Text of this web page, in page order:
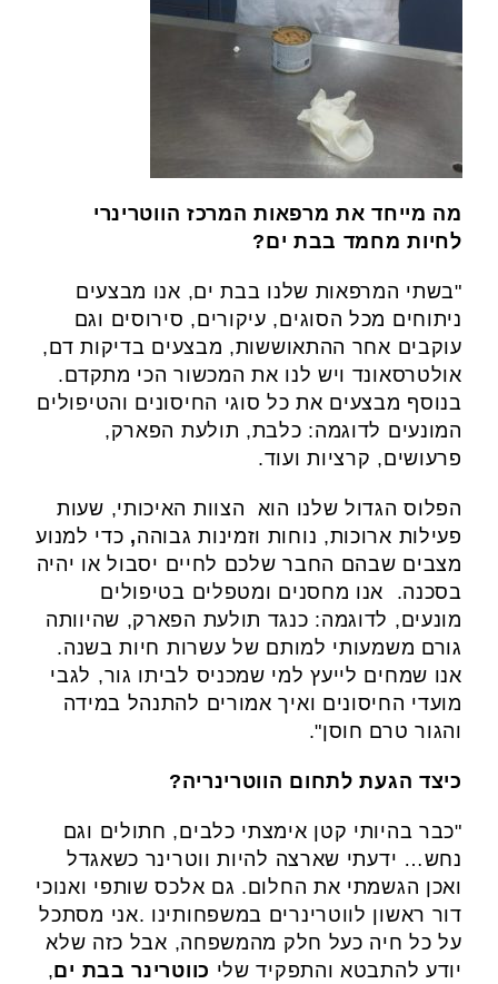
מה מייחד את מרפאות המרכז הווטרינרי
לחיות מחמד בבת ים?
"בשתי המרפאות שלנו בבת ים, אנו מבצעים
ניתוחים מכל הסוגים, עיקורים, סירוסים וגם
עוקבים אחר ההתאוששות, מבצעים בדיקות דם,
אולטרסאונד ויש לנו את המכשור הכי מתקדם.
בנוסף מבצעים את כל סוגי החיסונים והטיפולים
המונעים לדוגמה: כלבת, תולעת הפארק,
פרעושים, קרציות ועוד.
הפלוס הגדול שלנו הוא הצוות האיכותי, שעות
פעילות ארוכות, נוחות וזמינות גבוהה, כדי למנוע
מצבים שבהם החבר שלכם לחיים יסבול או יהיה
בסכנה. אנו מחסנים ומטפלים בטיפולים
מונעים, לדוגמה: כנגד תולעת הפארק, שהיוותה
גורם משמעותי למותם של עשרות חיות בשנה.
אנו שמחים לייעץ למי שמכניס לביתו גור, לגבי
מועדי החיסונים ואיך אמורים להתנהל במידה
והגור טרם חוסן".
כיצד הגעת לתחום הווטרינריה?
"כבר בהיותי קטן אימצתי כלבים, חתולים וגם
נחש… ידעתי שארצה להיות ווטרינר כשאגדל
ואכן הגשמתי את החלום. גם אלכס שותפי ואנוכי
דור ראשון לווטרינרים במשפחותינו .אני מסתכל
על כל חיה כעל חלק מהמשפחה, אבל כזה שלא
יודע להתבטא והתפקיד שלי כווטרינר בבת ים,